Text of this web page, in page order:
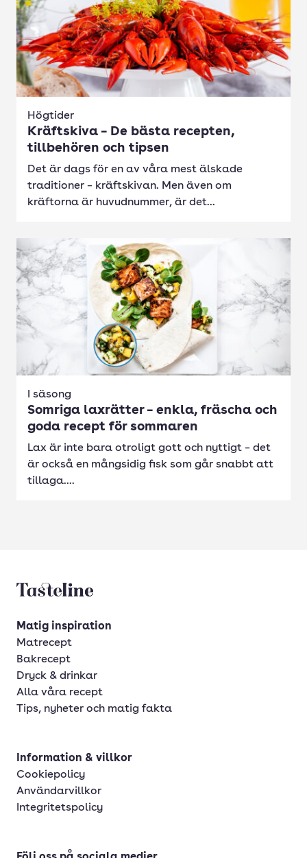
Högtider
Kräftskiva – De bästa recepten,
tillbehören och tipsen
Det är dags för en av våra mest älskade
traditioner – kräftskivan. Men även om
kräftorna är huvudnummer, är det...
I säsong
Somriga laxrätter – enkla, fräscha och
goda recept för sommaren
Lax är inte bara otroligt gott och nyttigt – det
är också en mångsidig fisk som går snabbt att
tillaga....
Tasteline startsida
Matig inspiration
Matrecept
Bakrecept
Dryck & drinkar
Alla våra recept
Tips, nyheter och matig fakta
Information & villkor
Cookiepolicy
Användarvillkor
Integritetspolicy